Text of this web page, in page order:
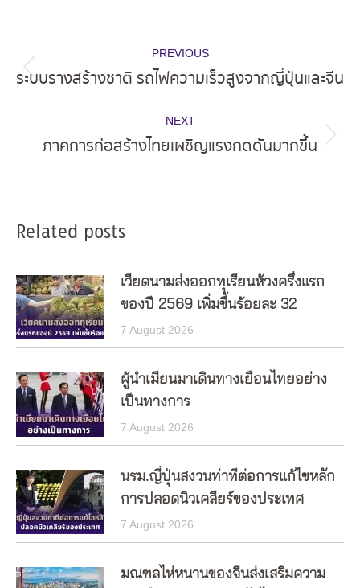
navigation
PREVIOUS
Previous
ระบบรางสร้างชาติ รถไฟความเร็วสูงจากญี่ปุ่นและจีน
NEXT
Next
ภาคการก่อสร้างไทยเผชิญแรงกดดันมากขึ้น
Related posts
เวียดนามส่งออกทุเรียนห้วงครึ่งแรก
ของปี 2569 เพิ่มขึ้นร้อยละ 32
7 August 2026
ผู้นำเมียนมาเดินทางเยือนไทยอย่าง
เป็นทางการ
7 August 2026
นรม.ญี่ปุ่นสงวนท่าทีต่อการแก้ไขหลัก
การปลอดนิวเคลียร์ของประเทศ
7 August 2026
มณฑลไห่หนานของจีนส่งเสริมความ